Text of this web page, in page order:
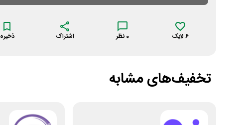
6 لایک 0 نظر اشتراک ذخیره
تخفیف‌های مشابه